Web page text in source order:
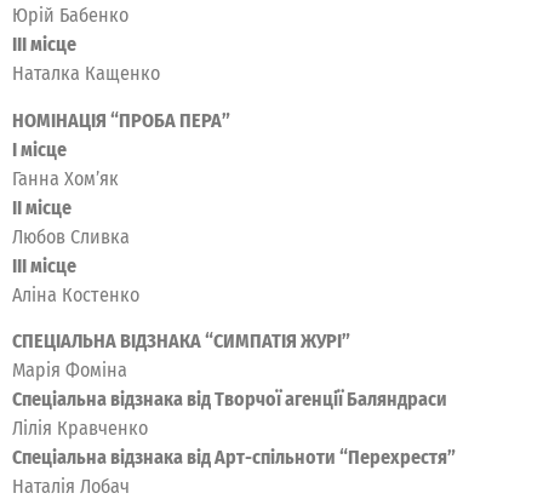
Юрій Бабенко
III місце
Наталка Кащенко
НОМІНАЦІЯ “ПРОБА ПЕРА”
I місце
Ганна Хом’як
II місце
Любов Сливка
III місце
Аліна Костенко
СПЕЦІАЛЬНА ВІДЗНАКА “СИМПАТІЯ ЖУРІ”
Марія Фоміна
Спеціальна відзнака від Творчої агенції Баляндраси
Лілія Кравченко
Спеціальна відзнака від Арт-спільноти “Перехрестя”
Наталія Лобач